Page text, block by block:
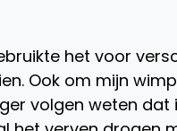
het voor
Ook om mijn
volgen weten dat